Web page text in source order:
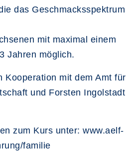
das Geschmacksspektrum
mit maximal einem
Jahren möglich.
Kooperation mit dem Amt für
und Forsten Ingolstadt
zum Kurs unter: www.aelf-
familie